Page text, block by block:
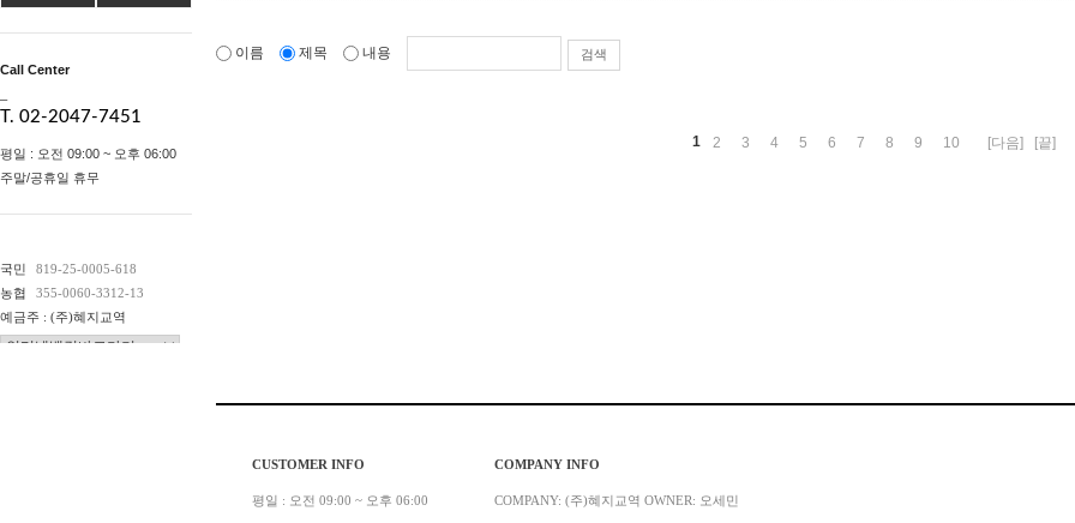
Call Center
T. 02-2047-7451
평일 : 오전 09:00 ~ 오후 06:00
주말/공휴일 휴무
국민
819-25-0005-618
농협
355-0060-3312-13
예금주 : (주)혜지교역
이름 제목 내용 검색
1 2 3 4 5 6 7 8 9 10 [다음] [끝]
CUSTOMER INFO
평일 : 오전 09:00 ~ 오후 06:00
COMPANY INFO
COMPANY: (주)혜지교역 OWNER: 오세민